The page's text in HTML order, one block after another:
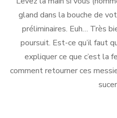
gland dans la bouche de
préliminaires. Euh… Très
poursuit. Est-ce qu’il faut
expliquer ce que c’est la
comment retourner ces